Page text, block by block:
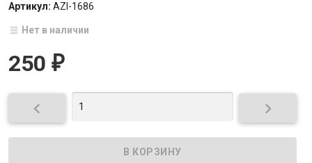
Артикул: AZI-1686
Нет в наличии
250 ₽
 